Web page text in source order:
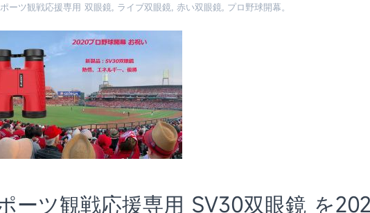
ーツ観戦応援専用 双眼鏡, ライブ双眼鏡, 赤い双眼鏡, プロ野球開幕。
ーツ観戦応援専用 SV30双眼鏡 を